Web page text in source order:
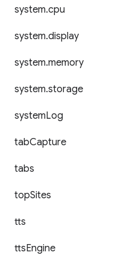
system.cpu
system.display
system.memory
system.storage
systemLog
tabCapture
tabs
topSites
tts
ttsEngine